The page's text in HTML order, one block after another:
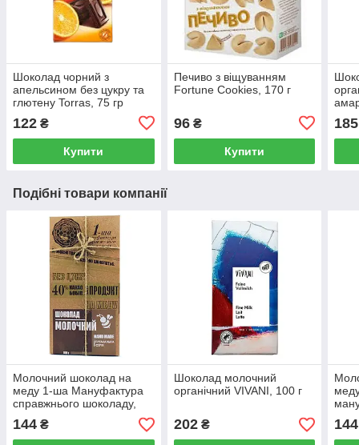
Шоколад чорний з
апельсином без цукру та
глютену Torras, 75 гр
122 ₴
Купити
Печиво з віщуванням
Fortune Сookies, 170 г
96₴
Купити
185
Подібні товари компанії
Молочний шоколад на
меду 1-ша Мануфактура
справжнього шоколаду,
100 г
144 ₴
Шоколад молочний
органічний VIVANI, 100 г
202₴ 144